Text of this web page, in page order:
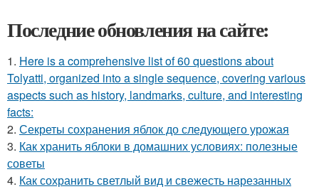
Последние обновления на сайте:
1. Here is a comprehensive list of 60 questions about
Tolyatti, organized into a single sequence, covering various
aspects such as history, landmarks, culture, and interesting
facts:
2. Секреты сохранения яблок до следующего урожая
3. Как хранить яблоки в домашних условиях: полезные
советы
4. Как сохранить светлый вид и свежесть нарезанных